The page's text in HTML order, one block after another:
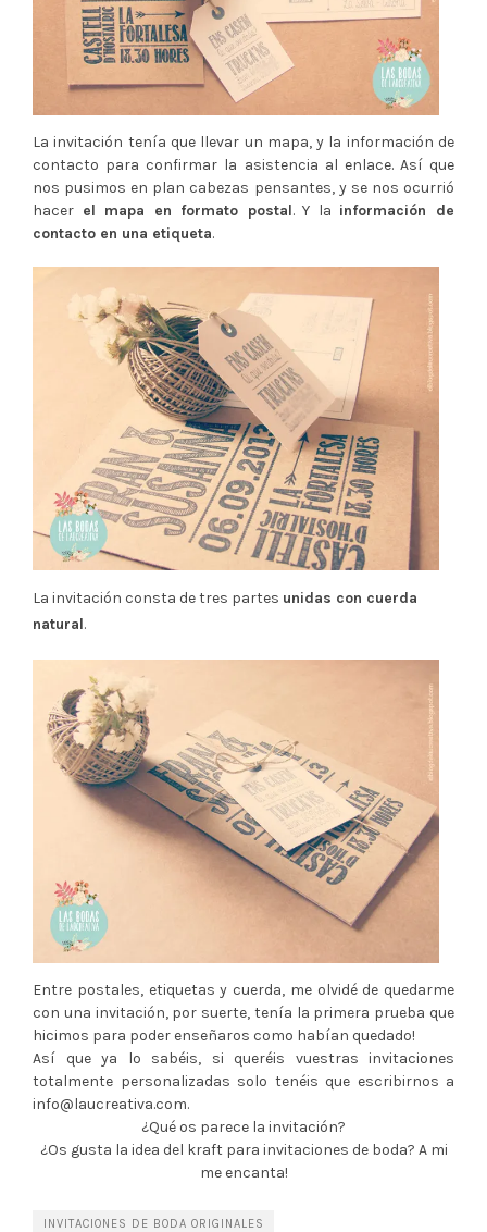
La invitación tenía que llevar un mapa, y la información de
contacto para confirmar la asistencia al enlace. Así que
nos pusimos en plan cabezas pensantes, y se nos ocurrió
hacer el mapa en formato postal. Y la información de
contacto en una etiqueta.
La invitación consta de tres partes unidas con cuerda
natural.
Entre postales, etiquetas y cuerda, me olvidé de quedarme
con una invitación, por suerte, tenía la primera prueba que
hicimos para poder enseñaros como habían quedado!
Así que ya lo sabéis, si queréis vuestras invitaciones
totalmente personalizadas solo tenéis que escribirnos a
info@laucreativa.com.
¿Qué os parece la invitación?
¿Os gusta la idea del kraft para invitaciones de boda? A mi
me encanta!
INVITACIONES DE BODA ORIGINALES